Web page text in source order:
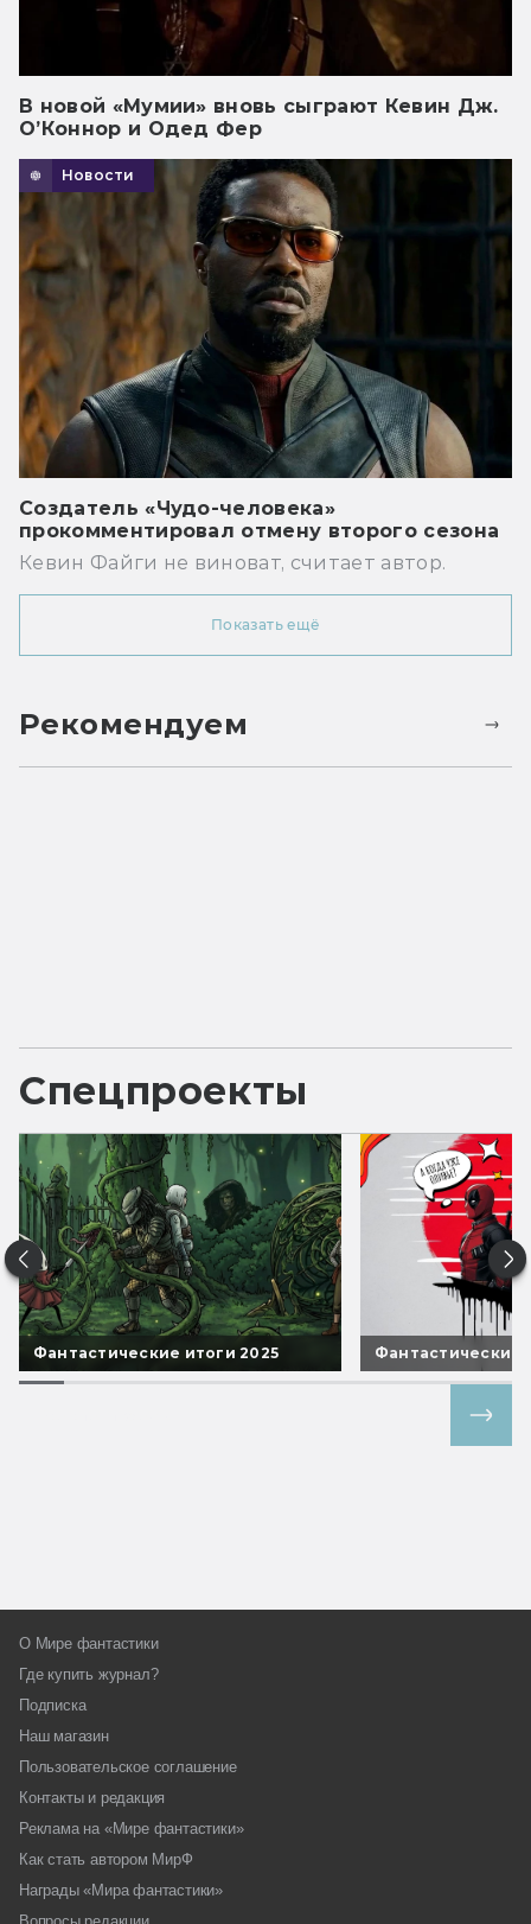
В новой «Мумии» вновь сыграют Кевин Дж.
О’Коннор и Одед Фер
Новости
Создатель «Чудо-человека»
прокомментировал отмену второго сезона
Кевин Файги не виноват, считает автор.
Показать ещё
Рекомендуем
Спецпроекты
Фантастические итоги 2025 Фантастические
О Мире фантастики
Где купить журнал?
Подписка
Наш магазин
Пользовательское соглашение
Контакты и редакция
Реклама на «Мире фантастики»
Как стать автором МирФ
Награды «Мира фантастики»